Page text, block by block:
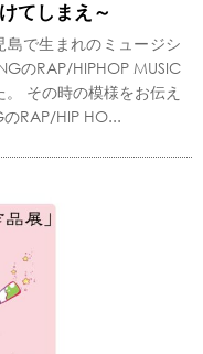
てしまえ～
で生まれのミュージシ
のRAP/HIPHOP MUSIC
その時の模様をお伝え
RAP/HIP HO...